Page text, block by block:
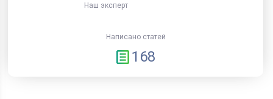
Наш эксперт
Написано статей
168